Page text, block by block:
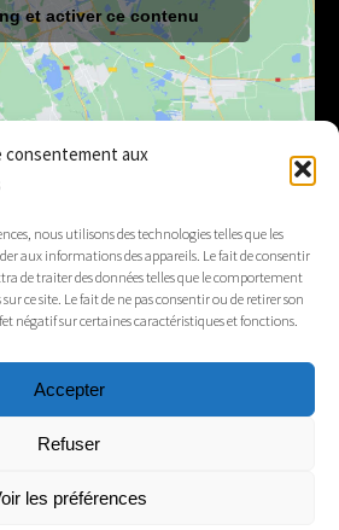
consentement aux
nous utilisons des technologies telles que les
aux informations des appareils. Le fait de consentir
de traiter des données telles que le comportement
ce site. Le fait de ne pas consentir ou de retirer son
négatif sur certaines caractéristiques et fonctions.
Accepter
Refuser
les préférences
et activer ce contenu
91 15
Mentions légales